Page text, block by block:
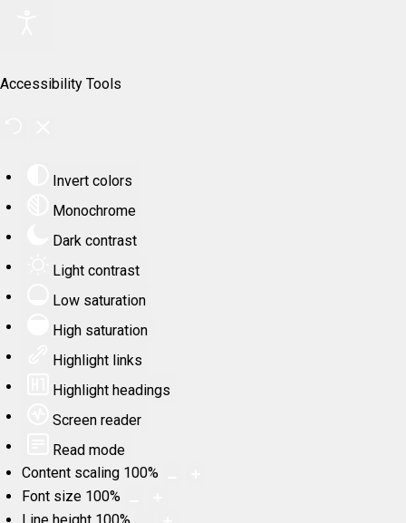
Accessibility Tools
Invert colors
Monochrome
Dark contrast
Light contrast
Low saturation
High saturation
Highlight links
Highlight headings
Screen reader
Read mode
Content scaling 100%
Font size 100%